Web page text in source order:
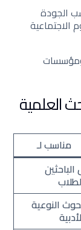
الجودة
العلمية
مناسب لـ
النوعية